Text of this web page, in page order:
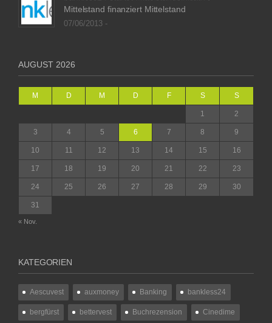
Mittelstand finanziert Mittelstand
07/06/2013 -
AUGUST 2026
M D M D F S S
1 2
3 4 5 6 7 8 9
10 11 12 13 14 15 16
17 18 19 20 21 22 23
24 25 26 27 28 29 30
31
« Nov.
KATEGORIEN
Aescuvest auxmoney Banking bankless24
bergfürst bettervest Buchrezension Cinedime